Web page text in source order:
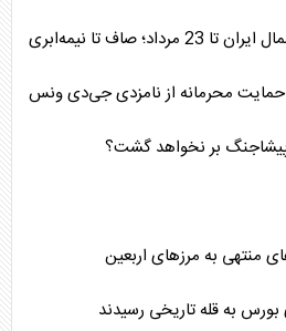
صاف تا نیمه‌ابری
بر نخواهد گشت؟
منتهی به مرزهای اربعین
به قله تاریخی رسیدند